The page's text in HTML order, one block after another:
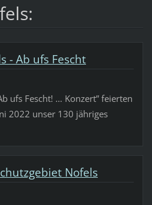
- Ab ufs Fescht
ufs Fescht! … Konzert” feierten
2022 unser 130 jähriges
Nofels